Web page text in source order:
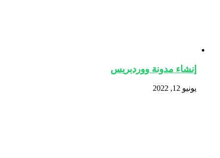
إنشاء مدونة ووردبريس
يونيو 12, 2022